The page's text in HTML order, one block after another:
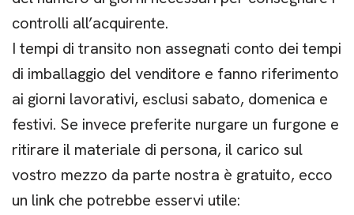
controlli all’acquirente.
I tempi di transito non assegnati conto dei tempi
di imballaggio del venditore e fanno riferimento
ai giorni lavorativi, esclusi sabato, domenica e
festivi. Se invece preferite nurgare un furgone e
ritirare il materiale di persona, il carico sul
vostro mezzo da parte nostra è gratuito, ecco
un link che potrebbe esservi utile: